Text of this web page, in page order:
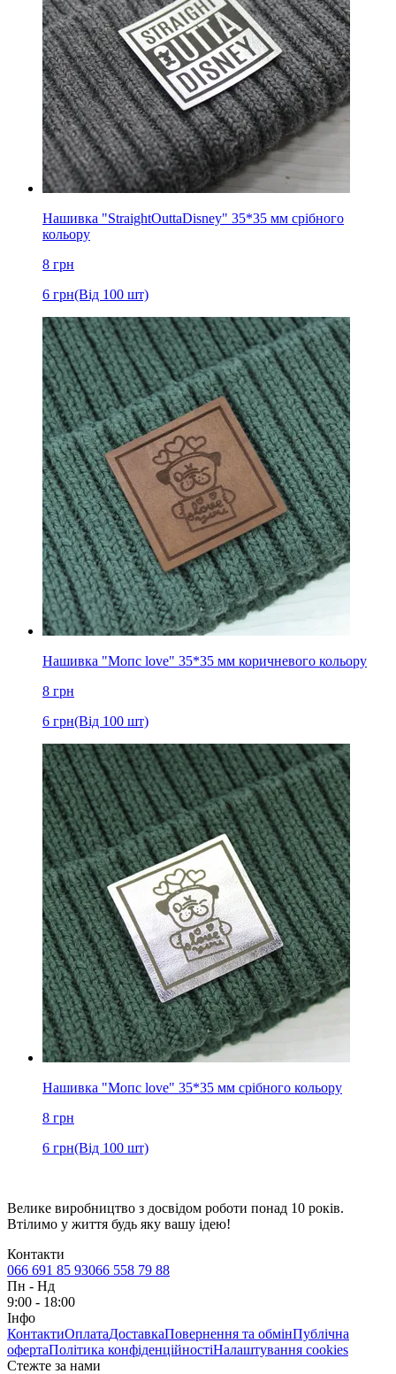
Нашивка "StraightOuttaDisney" 35*35 мм срібного
кольору
8 грн
6 грн(Від 100 шт)
Нашивка "Мопс love" 35*35 мм коричневого кольору
8 грн
6 грн(Від 100 шт)
Нашивка "Мопс love" 35*35 мм срібного кольору
8 грн
6 грн(Від 100 шт)
Велике виробництво з досвідом роботи понад 10 років.
Втілимо у життя будь яку вашу ідею!
Контакти
066 691 85 93066 558 79 88
Пн - Нд
9:00 - 18:00
Інфо
КонтактиОплатаДоставкаПовернення та обмінПублічна
офертаПолітика конфіденційностіНалаштування cookies
Стежте за нами